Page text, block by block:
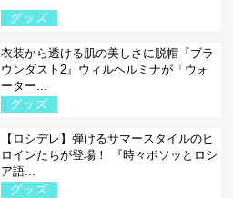
グッズ
衣装から透ける肌の美しさに脱帽『ブラ
ウンダスト2』ウィルヘルミナが「ウォ
ーター...
グッズ
【ロシデレ】弾けるサマースタイルのヒ
ロインたちが登場！ 『時々ボソッとロシ
ア語...
グッズ